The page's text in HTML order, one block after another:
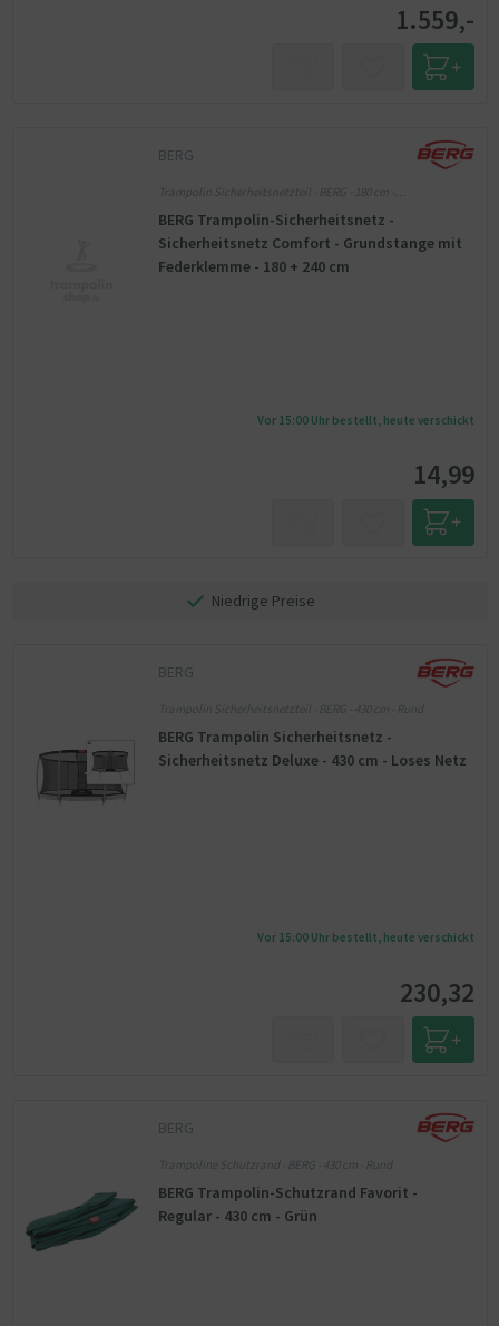
1.559,-
BERG
Trampolin Sicherheitsnetzteil - BERG - 180 cm -
BERG Trampolin-Sicherheitsnetz -
Sicherheitsnetz Comfort - Grundstange mit
Federklemme - 180 + 240 cm
Vor 15:00 Uhr bestellt, heute verschickt
14,99
Niedrige Preise
BERG
Trampolin Sicherheitsnetzteil - BERG - 430 cm - Rund
BERG Trampolin Sicherheitsnetz -
Sicherheitsnetz Deluxe - 430 cm - Loses Netz
Vor 15:00 Uhr bestellt, heute verschickt
230,32
BERG
Trampoline Schutzrand - BERG - 430 cm - Rund
BERG Trampolin-Schutzrand Favorit -
Regular - 430 cm - Grün